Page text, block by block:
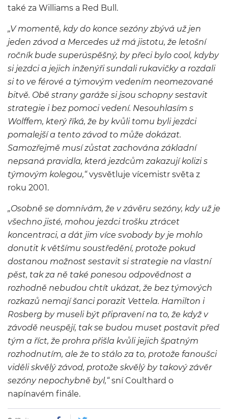
také za Williams a Red Bull.
„V momentě, kdy do konce sezóny zbývá už jen
jeden závod a Mercedes už má jistotu, že letošní
ročník bude superúspěšný, by přeci bylo cool, kdyby
si jezdci a jejich inženýři sundali rukavičky a rozdali
si to ve férové a týmovým vedením neomezované
bitvě. Obě strany garáže si jsou schopny sestavit
strategie i bez pomoci vedení. Nesouhlasím s
Wolffem, který říká, že by kvůli tomu byli jezdci
pomalejší a tento závod to může dokázat.
Samozřejmě musí zůstat zachována základní
nepsaná pravidla, která jezdcům zakazují kolizi s
týmovým kolegou,“vysvětluje vícemistr světa z
roku 2001.
„Osobně se domnívám, že v závěru sezóny, kdy už je
všechno jisté, mohou jezdci trošku ztrácet
koncentraci, a dát jim více svobody by je mohlo
donutit k většímu soustředění, protože pokud
dostanou možnost sestavit si strategie na vlastní
pěst, tak za ně také ponesou odpovědnost a
rozhodně nebudou chtít ukázat, že bez týmových
rozkazů nemají šanci porazit Vettela. Hamilton i
Rosberg by museli být připravení na to, že když v
závodě neuspějí, tak se budou muset postavit před
tým a říct, že prohra přišla kvůli jejich špatným
rozhodnutím, ale že to stálo za to, protože fanoušci
viděli skvělý závod, protože skvělý by takový závěr
sezóny nepochybně byl,“sní Coulthard o
napínavém finále.